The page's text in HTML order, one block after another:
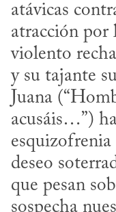
atávicas
atracción por
violento
y su tajante
Juana
acusáis…”)
deseo
que pesan
sospecha